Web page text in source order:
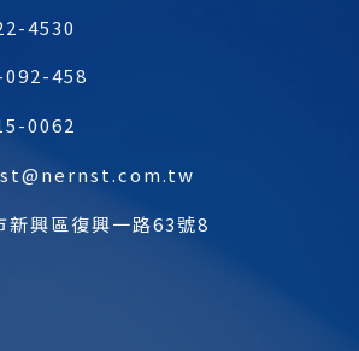
4530
458
0062
新興區復興一路63號8